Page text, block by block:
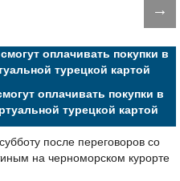
→
оплачивать покупки в
турецкой картой
после переговоров со
на черноморском курорте